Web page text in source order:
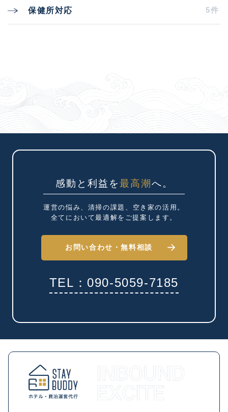
保健所対応 5件
感動と利益を最高潮へ。
運営の悩み、清掃の課題、 空き家の活用。
全てにおいて最適解を ご提案します。
お問い合わせ・無料相談
TEL：090-5059-7185